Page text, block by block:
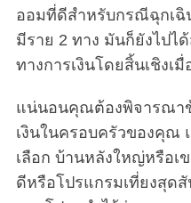
ออมที่ดีสำหรับกรณีฉุกเฉิ
มีราย 2 ทาง มันก็ยังไป
ทางการเงินโดยสิ้นเชิงเ
แน่นอนคุณต้องพิจารณา
เงินในครอบครัวของคุณ
เลือก บ้านหลังใหญ่หรือเ
ดีหรือโปรแกรมเที่ยงสุด